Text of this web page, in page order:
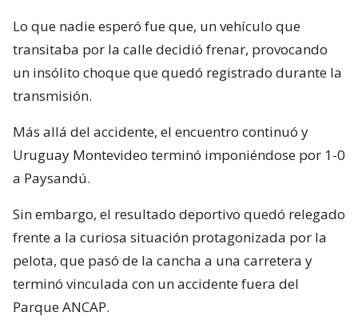
Lo que nadie esperó fue que, un vehículo que
transitaba por la calle decidió frenar, provocando
un insólito choque que quedó registrado durante la
transmisión.
Más allá del accidente, el encuentro continuó y
Uruguay Montevideo terminó imponiéndose por 1-0
a Paysandú.
Sin embargo, el resultado deportivo quedó relegado
frente a la curiosa situación protagonizada por la
pelota, que pasó de la cancha a una carretera y
terminó vinculada con un accidente fuera del
Parque ANCAP.